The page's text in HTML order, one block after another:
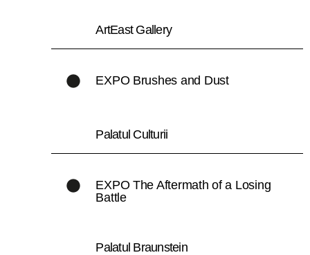
ArtEast Gallery
EXPO Brushes and Dust
Palatul Culturii
EXPO The Aftermath of a Losing
Battle
Palatul Braunstein